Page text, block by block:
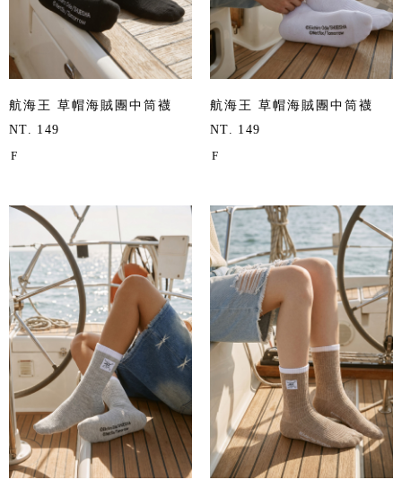
航海王 草帽海賊團中筒襪
NT. 149
F
航海王 草帽海賊團中筒襪
NT. 149
F